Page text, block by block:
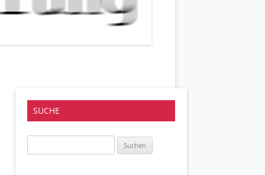
SUCHE
nach: